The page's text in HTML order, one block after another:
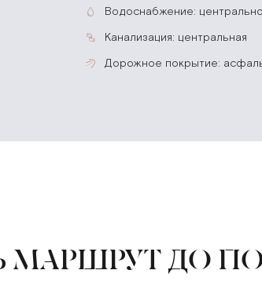
водоснабжение:
канализация: центральная
дорожное покрытие:
ДО